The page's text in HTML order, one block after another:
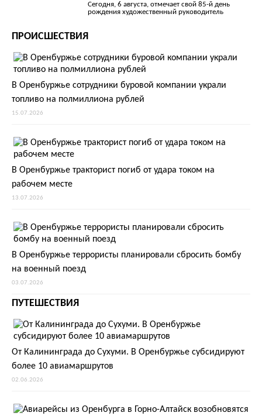
Сегодня, 6 августа, отмечает свой 85-й день
рождения художественный руководитель
ПРОИСШЕСТВИЯ
В Оренбуржье сотрудники буровой компании украли
топливо на полмиллиона рублей
15.07.2026
В Оренбуржье тракторист погиб от удара током на
рабочем месте
13.07.2026
В Оренбуржье террористы планировали сбросить бомбу
на военный поезд
03.07.2026
ПУТЕШЕСТВИЯ
От Калининграда до Сухуми. В Оренбуржье субсидируют
более 10 авиамаршрутов
02.06.2026